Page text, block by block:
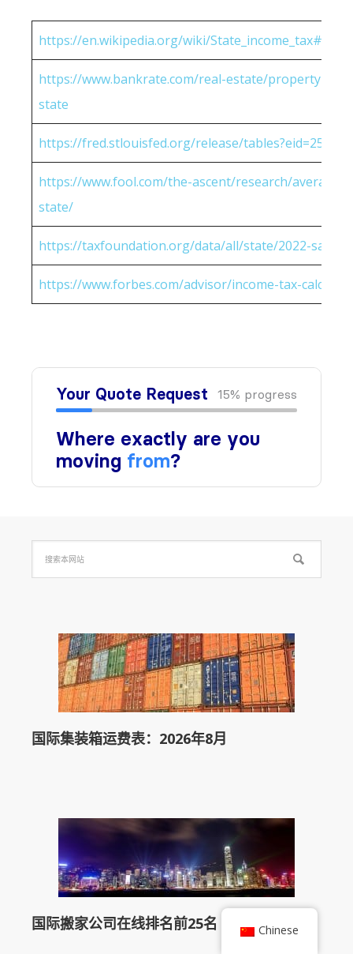
https://en.wikipedia.org/wiki/
https://www.bankrate.com/real-estate/property-
state
https://fred.stlouisfed.org/release/
https://www.fool.com/the-ascent/research/average-
state/
https://taxfoundation.org/data/all/state/2022-sales-
https://www.forbes.com/advisor/income-tax-
国际集装箱运费表：2026年8月
国际搬家公司在线排名前25名 Chinese